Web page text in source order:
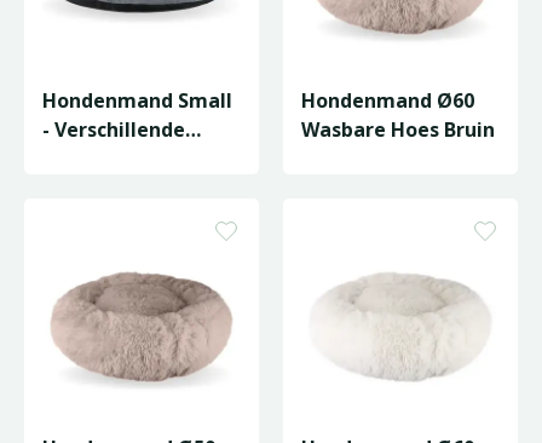
Hondenmand Small
- Verschillende
Hondenmand Ø60
Wasbare Hoes Bruin